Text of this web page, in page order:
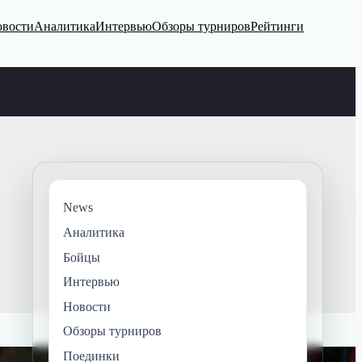
АналитикаИнтервьюОбзоры турнировРейтинги
News
Аналитика
Бойцы
Интервью
Новости
Обзоры турниров
Поединки